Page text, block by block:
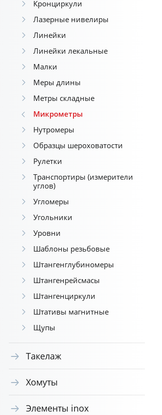
Микрометр гладкий с
твердосплавными
вставками LINKS МК 0-
25мм/0,01
Посмотреть
Кронциркули
Лазерные нивелиры
Линейки
Линейки лекальные
Малки
Меры длины
Метры складные
Микрометры
Нутромеры
Образцы шероховатости
Рулетки
Транспортиры (измерители
углов)
Угломеры
Угольники
Уровни
Шаблоны резьбовые
Штангенглубиномеры
Штангенрейсмасы
Штангенциркули
Штативы магнитные
Щупы
Такелаж
Хомуты
Элементы inox